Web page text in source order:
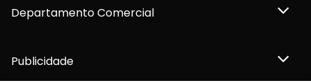
Departamento Comercial
Publicidade